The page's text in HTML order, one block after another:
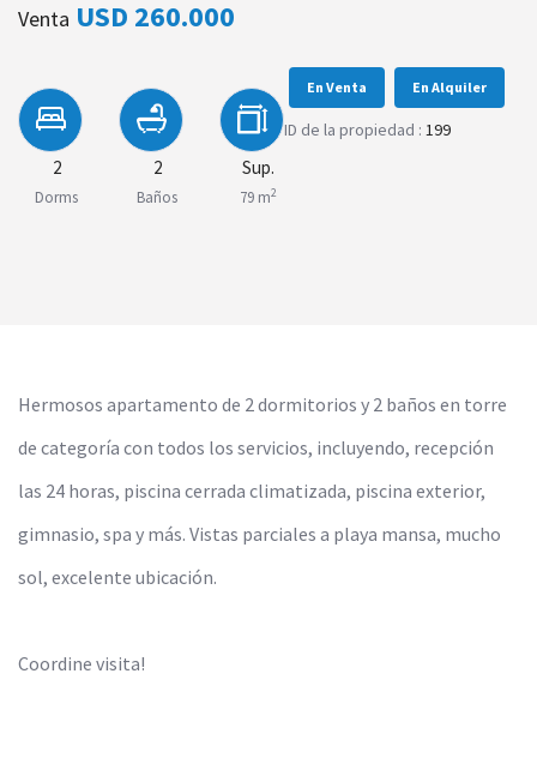
Venta USD 260.000
2
Dorms
2
Baños
Sup.
79 m2
En Venta En Alquiler
ID de la propiedad : 199
Hermosos apartamento de 2 dormitorios y 2 baños en torre
de categoría con todos los servicios, incluyendo, recepción
las 24 horas, piscina cerrada climatizada, piscina exterior,
gimnasio, spa y más. Vistas parciales a playa mansa, mucho
sol, excelente ubicación.
Coordine visita!